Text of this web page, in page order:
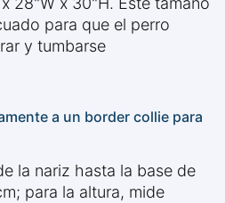
para que el perro
y tumbarse
a un border collie para
la nariz hasta la base de
para la altura, mide